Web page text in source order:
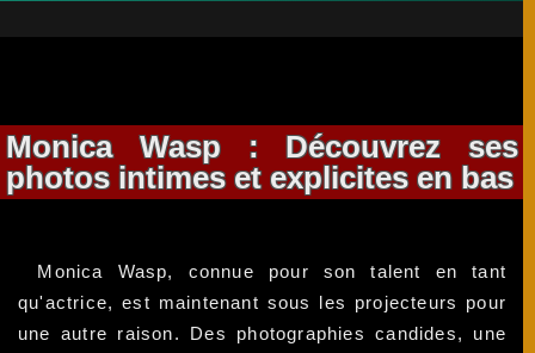
Monica Wasp : Découvrez ses
photos intimes et explicites en bas
Monica Wasp, connue pour son talent en tant
qu'actrice, est maintenant sous les projecteurs pour
une autre raison. Des photographies candides, une